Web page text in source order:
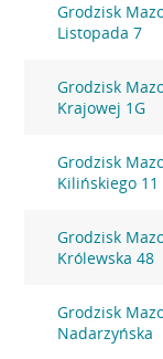
Grodzisk
Listopada 7
Grodzisk
Krajowej 1G
Grodzisk
Kilińskiego 11
Grodzisk
Królewska 48
Grodzisk
Nadarzyńska